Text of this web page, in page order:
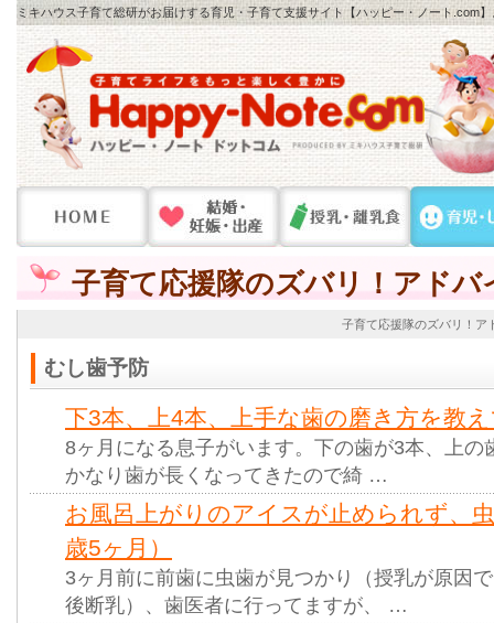
ミキハウス子育て総研がお届けする育児・子育て支援サイト【ハッピー・ノート
子育て応援隊のズバリ！アドバ
子育て応援隊のズバリ！ア
むし歯予防
下3本、上4本、上手な歯の磨き方を教
8ヶ月になる息子がいます。下の歯が3本、上の
かなり歯が長くなってきたので綺 …
お風呂上がりのアイスが止められず、
歳5ヶ月）
3ヶ月前に前歯に虫歯が見つかり（授乳が原因
後断乳）、歯医者に行ってますが、 …